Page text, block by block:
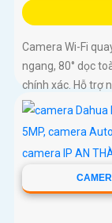
Camera Wi-Fi
ngang, 80° dọc
chính xác. Hỗ trợ
chiều tiện lợi từ xa